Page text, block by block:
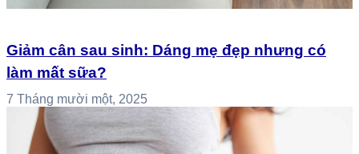
Giảm cân sau sinh: Dáng mẹ đẹp nhưng có
làm mất sữa?
7 Tháng mười một, 2025